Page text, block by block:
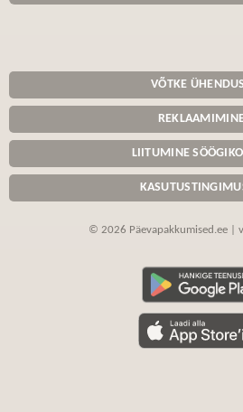
VÕTKE
LIITUMINE
© 2026 Päevapakkumised.ee |